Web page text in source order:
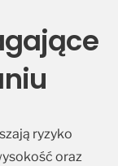
ryzyko
oraz